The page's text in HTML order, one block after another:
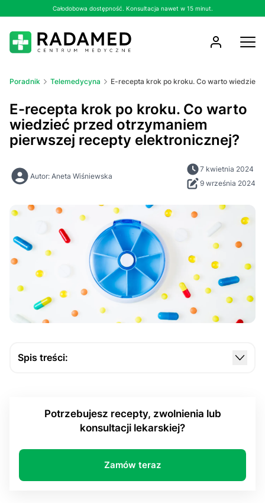
Całodobowa dostępność. Konsultacja nawet w 15 minut.
Poradnik Telemedycyna E-recepta krok po kroku. Co warto
E-recepta krok po kroku. Co warto
wiedzieć przed otrzymaniem
pierwszej recepty elektronicznej?
Autor: Aneta Wiśniewska
7 kwietnia 2024
9 września 2024
Spis treści:
Co warto wiedzieć przed otrzymaniem pierwszej e-
Potrzebujesz recepty, zwolnienia lub
konsultacji lekarskiej?
Zamów teraz